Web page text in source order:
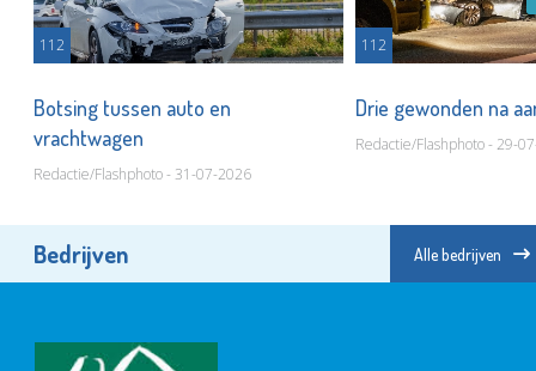
112
Botsing tussen auto en
vrachtwagen
Redactie/Flashphoto - 31-07-2026
112
Drie gewonden na
Redactie/Flashphoto - 29-
Bedrijven Alle bedrijven